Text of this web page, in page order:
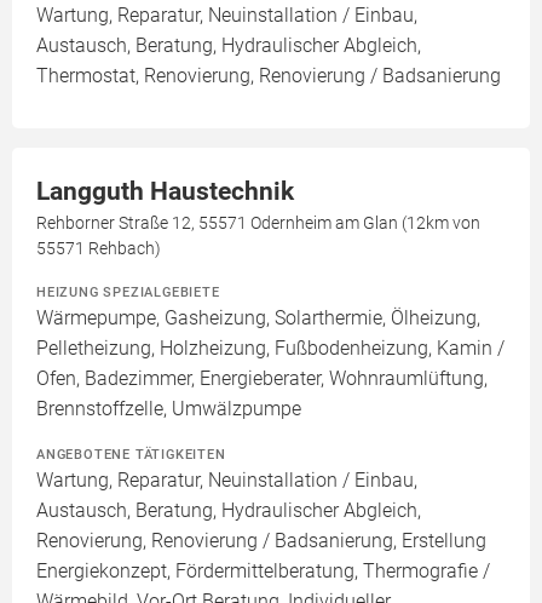
Wartung, Reparatur, Neuinstallation / Einbau,
Austausch, Beratung, Hydraulischer Abgleich,
Thermostat, Renovierung, Renovierung / Badsanierung
Langguth Haustechnik
Rehborner Straße 12, 55571 Odernheim am Glan (12km von
55571 Rehbach)
HEIZUNG SPEZIALGEBIETE
Wärmepumpe, Gasheizung, Solarthermie, Ölheizung,
Pelletheizung, Holzheizung, Fußbodenheizung, Kamin /
Ofen, Badezimmer, Energieberater, Wohnraumlüftung,
Brennstoffzelle, Umwälzpumpe
ANGEBOTENE TÄTIGKEITEN
Wartung, Reparatur, Neuinstallation / Einbau,
Austausch, Beratung, Hydraulischer Abgleich,
Renovierung, Renovierung / Badsanierung, Erstellung
Energiekonzept, Fördermittelberatung, Thermografie /